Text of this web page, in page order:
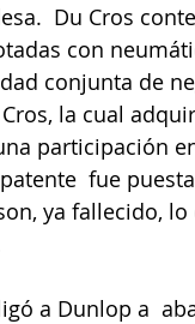
Du Cros
con
conjunta de
la cual
participación
fue
ya fallecido,
a Dunlop a